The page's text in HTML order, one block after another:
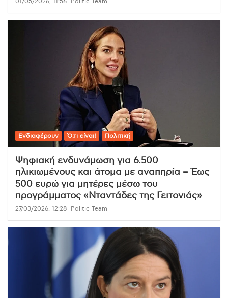
Ενδιαφέρουν Ό,τι είναι! Πολιτική
Ψηφιακή ενδυνάμωση για 6.500
ηλικιωμένους και άτομα με αναπηρία – Έως
500 ευρώ για μητέρες μέσω του
προγράμματος «Νταντάδες της Γειτονιάς»
27/03/2026, 12:28 Politic Team